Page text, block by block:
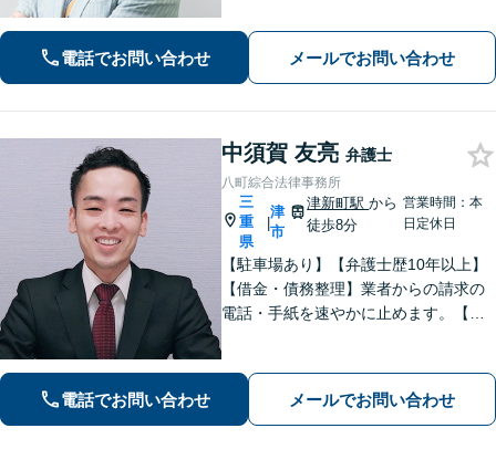
数【借金・債務整理】自己破産で、借
金を0にできる可能性があります。
電話でお問い合わせ メールでお問い合わせ
中須賀 友亮 弁護士
八町綜合法律事務所
三
重
県
|
津
市
津新町駅から
徒歩8分
営業時間：本
日定休日
【駐車場あり】【弁護士歴10年以上】
【借金・債務整理】業者からの請求の
電話・手紙を速やかに止めます。【交
ます。【分割払い利用可】【当日・夜
間の面談可】【完全個室で対応】
電話でお問い合わせ メールでお問い合わせ